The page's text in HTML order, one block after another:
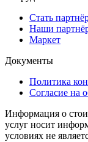
Стать
Наши
Маркет
Документы
Политика
Согласие на
Информация о
услуг носит
условиях не